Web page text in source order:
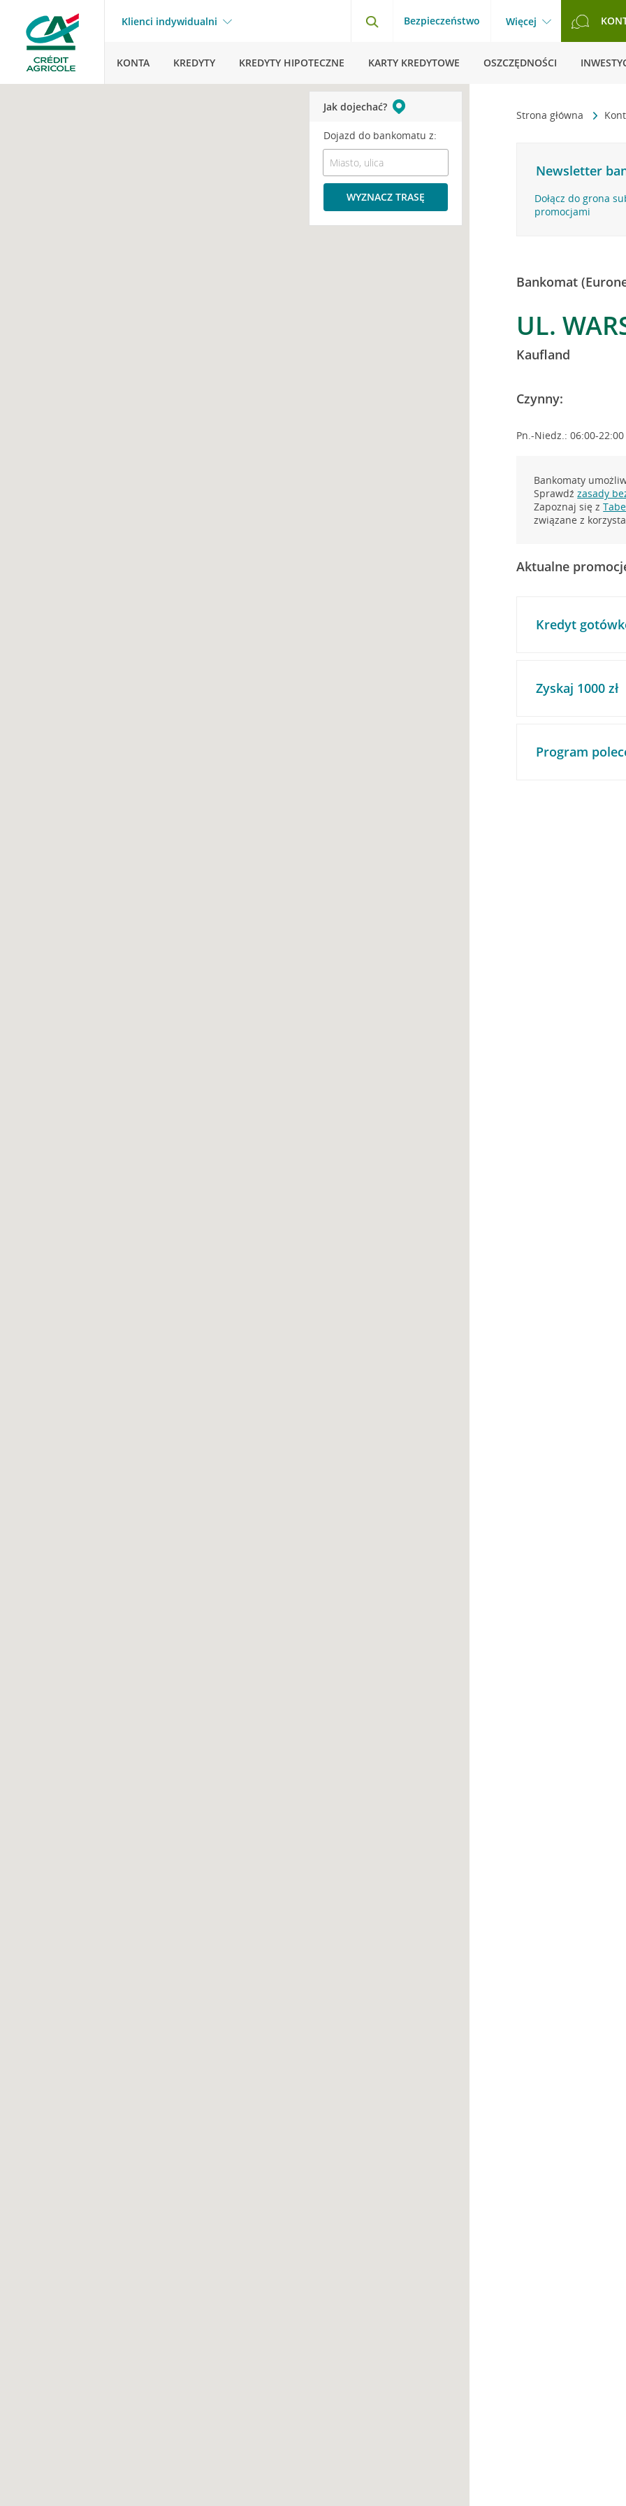
Klienci indywidualni Bezpieczeństwo Więcej
KONTA KREDYTY KREDYTY HIPOTECZNE KARTY KREDYTOWE OSZCZĘDNOŚCI
Strona główna
Newsletter
Dołącz do grona
promocjami
Bankomat
UL.
Kaufland
Czynny:
Pn.-Niedz.: 06:00-22:00
Bankomaty
Sprawdźzasady
Zapoznaj się z
związane z
Aktualne
Kredyt
Zyskaj 1000 zł
Program
Jak dojechać?
Dojazd do bankomatu z:
WYZNACZ TRASĘ